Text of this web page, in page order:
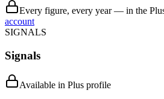
Every figure, every year — in the
account
SIGNALS
Signals
Available in Plus profile